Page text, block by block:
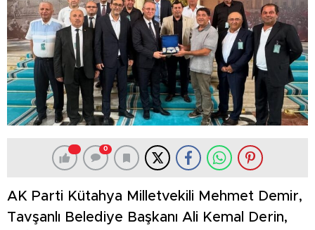
0
AK Parti Kütahya Milletvekili Mehmet Demir,
Tavşanlı Belediye Başkanı Ali Kemal Derin,